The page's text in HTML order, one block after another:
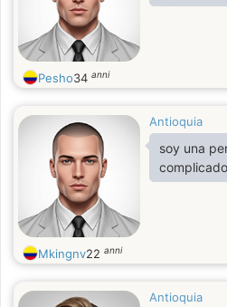
Pesho34 anni
Antioquia
soy una
complicado
Mkingnv22 anni
Antioquia